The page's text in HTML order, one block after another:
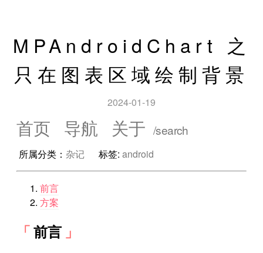
MPAndroidChart 之
只在图表区域绘制背景
2024-01-19
首页 导航 关于
所属分类： 杂记标签: android
前言
方案
前言